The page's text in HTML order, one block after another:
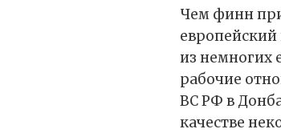
Чем финн
из немногих
рабочие
ВС РФ в
качестве